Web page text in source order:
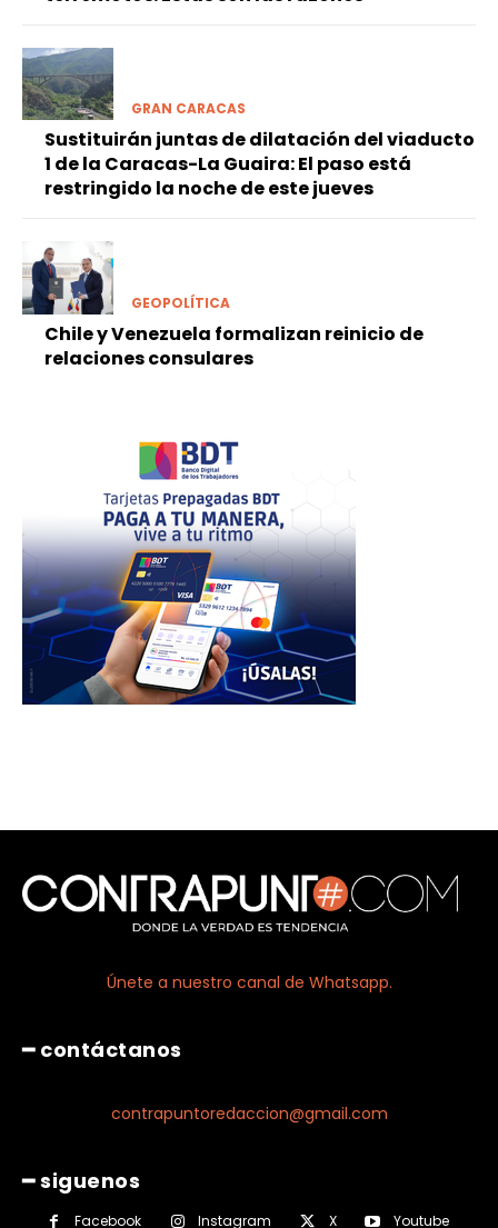
GRAN CARACAS
Sustituirán juntas de dilatación del viaducto
1 de la Caracas-La Guaira: El paso está
restringido la noche de este jueves
GEOPOLÍTICA
Chile y Venezuela formalizan reinicio de
relaciones consulares
Únete a nuestro canal de Whatsapp.
━ contáctanos
contrapuntoredaccion@gmail.com
━ siguenos
Facebook Instagram X Youtube